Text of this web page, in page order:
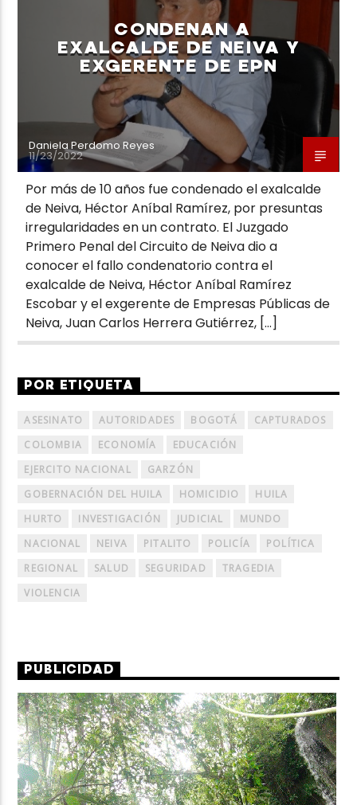
CONDENAN A
EXALCALDE DE NEIVA Y
EXGERENTE DE EPN
Daniela Perdomo Reyes
11/23/2022
Por más de 10 años fue condenado el exalcalde
de Neiva, Héctor Aníbal Ramírez, por presuntas
irregularidades en un contrato. El Juzgado
Primero Penal del Circuito de Neiva dio a
conocer el fallo condenatorio contra el
exalcalde de Neiva, Héctor Aníbal Ramírez
Escobar y el exgerente de Empresas Públicas de
Neiva, Juan Carlos Herrera Gutiérrez, […]
POR ETIQUETA
ASESINATO AUTORIDADES BOGOTÁ
CAPTURADOS
COLOMBIA
ECONOMÍA
EDUCACIÓN
EJERCITO NACIONAL
GARZÓN
GOBERNACIÓN DEL HUILA
HOMICIDIO
HUILA
HURTO
INVESTIGACIÓN JUDICIAL
MUNDO
NACIONAL
NEIVA PITALITO POLICÍA
POLÍTICA
REGIONAL
SALUD SEGURIDAD
TRAGEDIA
VIOLENCIA
PUBLICIDAD